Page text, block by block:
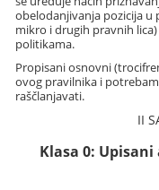
obelodanjivanja pozicija u
mikro i drugih pravnih
politikama.
Propisani osnovni
ovog pravilnika i
raščlanjavati.
II
Klasa 0: